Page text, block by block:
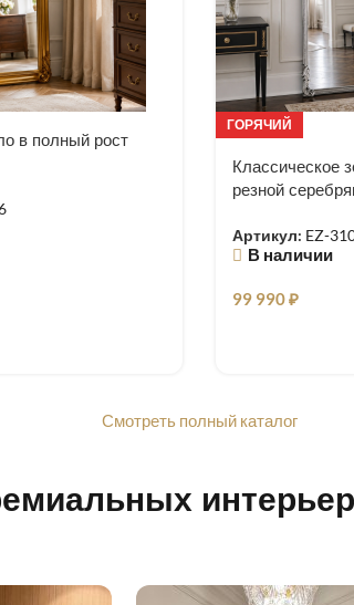
в полный рост
ГОРЯЧИЙ
Классическое
резной
Артикул: EZ-
В наличии
99 990₽
Смотреть полный каталог